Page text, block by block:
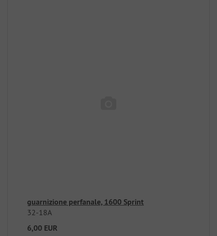
guarnizione perfanale, 1600 Sprint
32-18A
6,00 EUR